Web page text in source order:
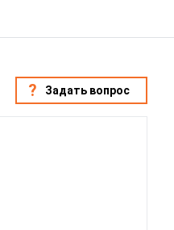
Задать вопрос